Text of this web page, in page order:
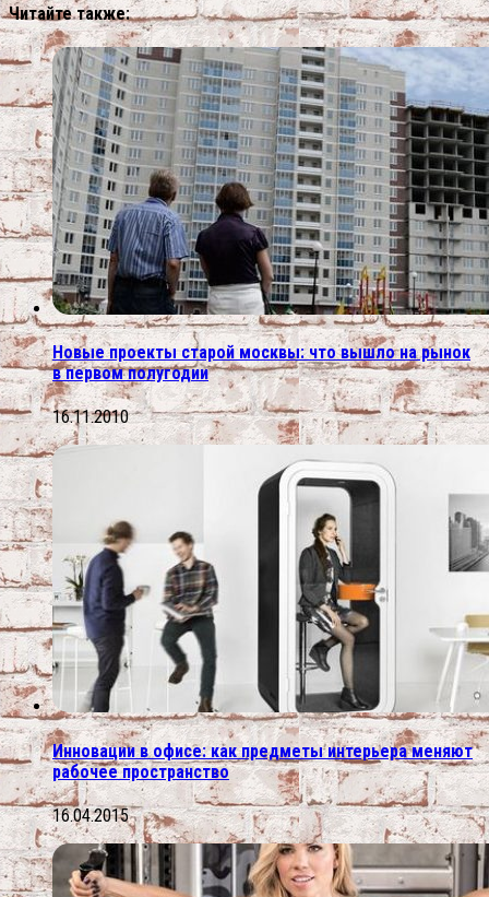
Читайте также:
Новые проекты старой москвы: что вышло на рынок
в первом полугодии
16.11.2010
Инновации в офисе: как предметы интерьера меняют
рабочее пространство
16.04.2015